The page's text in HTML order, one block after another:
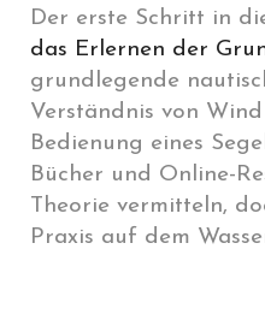
Der erste Schritt in
das Erlernen der
grundlegende
Verständnis von
Bedienung eines
Bücher und Online-
Theorie vermitteln,
Praxis auf dem